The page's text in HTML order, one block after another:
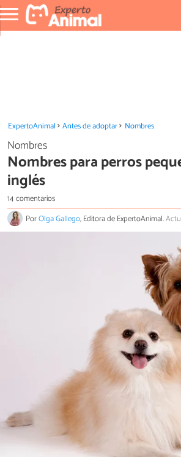
ExpertoAnimal Antes de adoptar Nombres
Nombres
Nombres para perros
inglés
14 comentarios
PorOlga Gallego, Editora de ExpertoAnimal.